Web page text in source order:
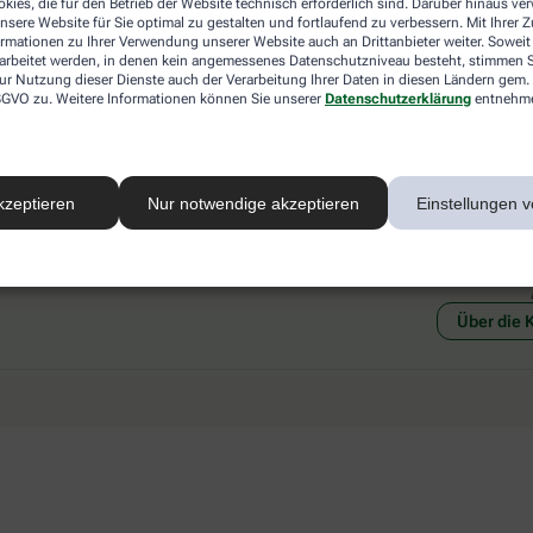
die für den Betrieb der Website technisch erforderlich sind. Darüber hinaus
Website für Sie optimal zu gestalten und fortlaufend zu verbessern. Mit Ihrer
zu Ihrer Verwendung unserer Website auch an Drittanbieter weiter. Soweit
werden, in denen kein angemessenes Datenschutzniveau besteht, stimmen
Nutzung dieser Dienste auch der Verarbeitung Ihrer Daten in diesen Ländern
zu. Weitere Informationen können Sie unserer Datenschutzerklärung
Nur notwendige akzeptieren Einstellungen
einer anderen akzeptierten
Ihrer Apotheke vor Ort.
Abholung in der Apotheke
Botendienstlieferung
Über die